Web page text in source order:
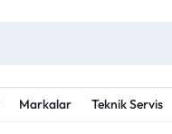
Markalar Teknik Servis